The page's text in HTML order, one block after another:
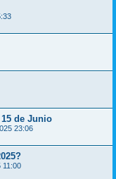
de Junio
23:06
11:00